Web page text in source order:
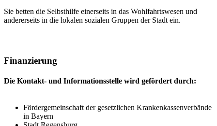
Sie betten die Selbsthilfe einerseits in das Wohlfahrtswesen und
andererseits in die lokalen sozialen Gruppen der Stadt ein.
Finanzierung
Die Kontakt- und Informationsstelle wird gefördert durch:
Fördergemeinschaft der gesetzlichen Krankenkassenverbände
in Bayern